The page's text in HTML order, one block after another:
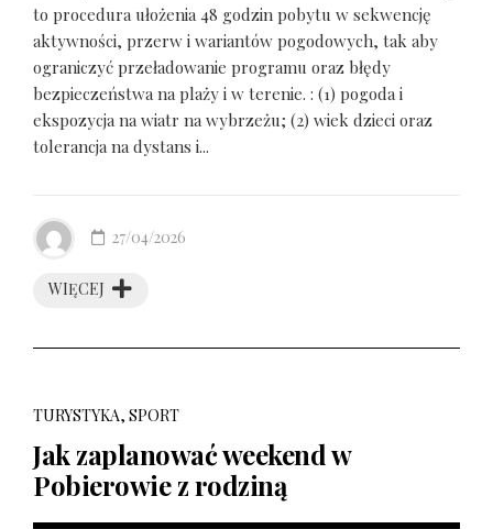
to procedura ułożenia 48 godzin pobytu w sekwencję
aktywności, przerw i wariantów pogodowych, tak aby
ograniczyć przeładowanie programu oraz błędy
bezpieczeństwa na plaży i w terenie. : (1) pogoda i
ekspozycja na wiatr na wybrzeżu; (2) wiek dzieci oraz
tolerancja na dystans i...
WIĘCEJ
27/04/2026
TURYSTYKA, SPORT
Jak zaplanować weekend w
Pobierowie z rodziną